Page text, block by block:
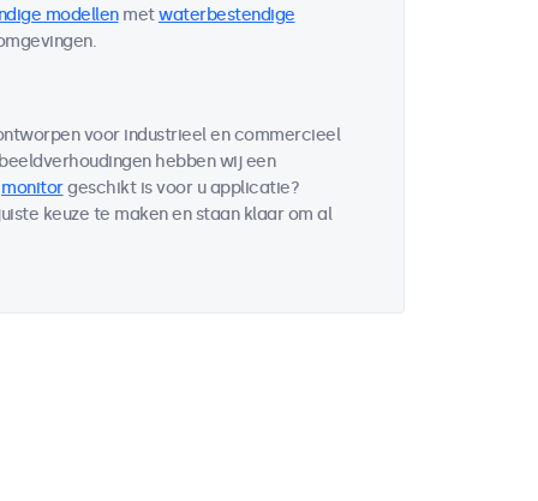
modellenmetwaterbestendige
voor industrieel en commercieel
hebben wij een
monitorgeschikt is voor u applicatie?
keuze te maken en staan klaar om al